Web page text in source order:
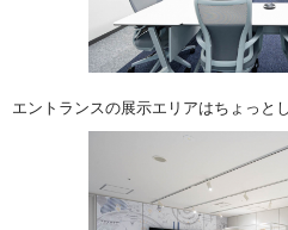
エントランスの展示エリアはちょっと